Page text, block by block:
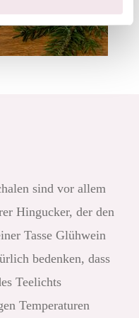
sind vor allem
Hingucker, der den
Tasse Glühwein
bedenken, dass
Teelichts
Temperaturen